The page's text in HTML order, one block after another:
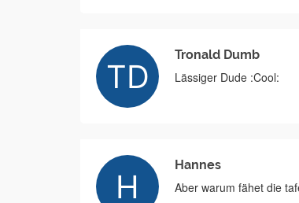
Tronald Dumb
Lässiger Dude :Cool:
Hannes
Aber warum fähet die